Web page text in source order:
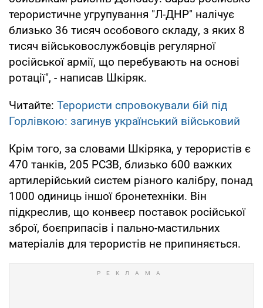
терористичне угрупування "Л-ДНР" налічує
близько 36 тисяч особового складу, з яких 8
тисяч військовослужбовців регулярної
російської армії, що перебувають на основі
ротації", - написав Шкіряк.
Читайте: Терористи спровокували бій під
Горлівкою: загинув український військовий
Крім того, за словами Шкіряка, у терористів є
470 танків, 205 РСЗВ, близько 600 важких
артилерійський систем різного калібру, понад
1000 одиниць іншої бронетехніки. Він
підкреслив, що конвеєр поставок російської
зброї, боєприпасів і пально-мастильних
матеріалів для терористів не припиняється.